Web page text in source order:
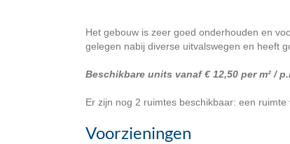
Het gebouw is zeer goed onderhouden en
gelegen nabij diverse uitvalswegen en heeft
Beschikbare units vanaf € 12,50 per m² /
Er zijn nog 2 ruimtes beschikbaar: een
Voorzieningen